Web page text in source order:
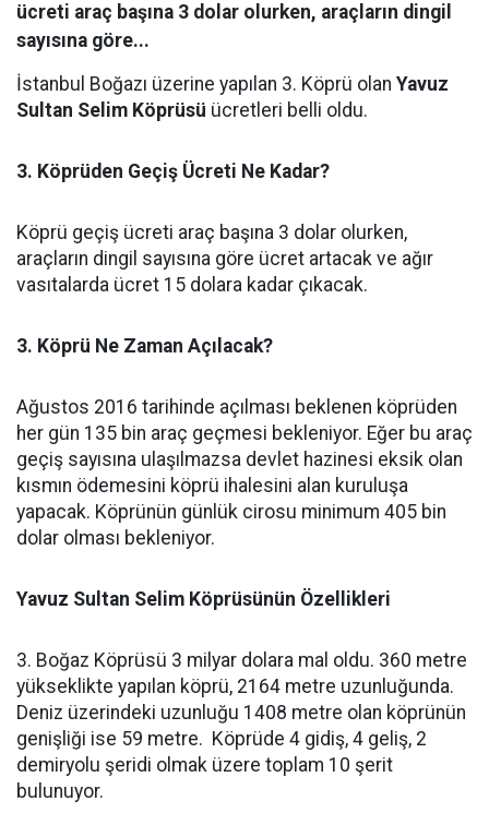
ücreti araç başına 3 dolar olurken, araçların dingil
sayısına göre...
İstanbul Boğazı üzerine yapılan 3. Köprü olan Yavuz
Sultan Selim Köprüsü ücretleri belli oldu.
3. Köprüden Geçiş Ücreti Ne Kadar?
Köprü geçiş ücreti araç başına 3 dolar olurken,
araçların dingil sayısına göre ücret artacak ve ağır
vasıtalarda ücret 15 dolara kadar çıkacak.
3. Köprü Ne Zaman Açılacak?
Ağustos 2016 tarihinde açılması beklenen köprüden
her gün 135 bin araç geçmesi bekleniyor. Eğer bu araç
geçiş sayısına ulaşılmazsa devlet hazinesi eksik olan
kısmın ödemesini köprü ihalesini alan kuruluşa
yapacak. Köprünün günlük cirosu minimum 405 bin
dolar olması bekleniyor.
Yavuz Sultan Selim Köprüsünün Özellikleri
3. Boğaz Köprüsü 3 milyar dolara mal oldu. 360 metre
yükseklikte yapılan köprü, 2164 metre uzunluğunda.
Deniz üzerindeki uzunluğu 1408 metre olan köprünün
genişliği ise 59 metre. Köprüde 4 gidiş, 4 geliş, 2
demiryolu şeridi olmak üzere toplam 10 şerit
bulunuyor.